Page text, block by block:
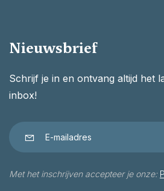
Nieuwsbrief
Schrijf je in en ontvang altijd het
inbox!
Met het inschrijven accepteer je onze: